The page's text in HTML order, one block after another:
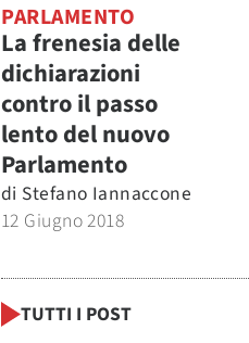
PARLAMENTO
La frenesia delle
dichiarazioni
contro il passo
lento del nuovo
Parlamento
di Stefano Iannaccone
12 Giugno 2018
TUTTI I POST